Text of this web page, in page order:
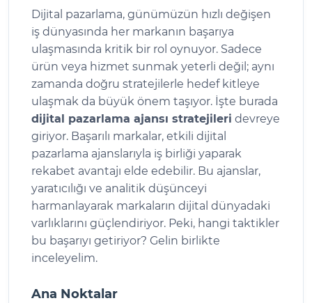
Dijital pazarlama, günümüzün hızlı değişen
iş dünyasında her markanın başarıya
ulaşmasında kritik bir rol oynuyor. Sadece
ürün veya hizmet sunmak yeterli değil; aynı
zamanda doğru stratejilerle hedef kitleye
ulaşmak da büyük önem taşıyor. İşte burada
dijital pazarlama ajansı stratejileri devreye
giriyor. Başarılı markalar, etkili dijital
pazarlama ajanslarıyla iş birliği yaparak
rekabet avantajı elde edebilir. Bu ajanslar,
yaratıcılığı ve analitik düşünceyi
harmanlayarak markaların dijital dünyadaki
varlıklarını güçlendiriyor. Peki, hangi taktikler
bu başarıyı getiriyor? Gelin birlikte
inceleyelim.
Ana Noktalar